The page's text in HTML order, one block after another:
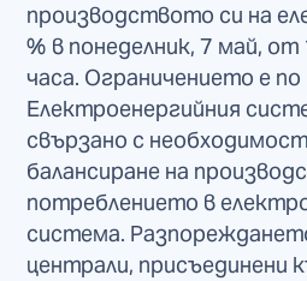
производството си на
% в понеделник, 7 май,
часа. Ограничението е по
Електроенергийния
свързано с
балансиране на
потреблението в
система.
централи, присъединени